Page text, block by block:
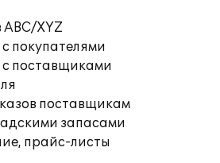
XYZ
покупателями
поставщиками
поставщикам
запасами
прайс-листы